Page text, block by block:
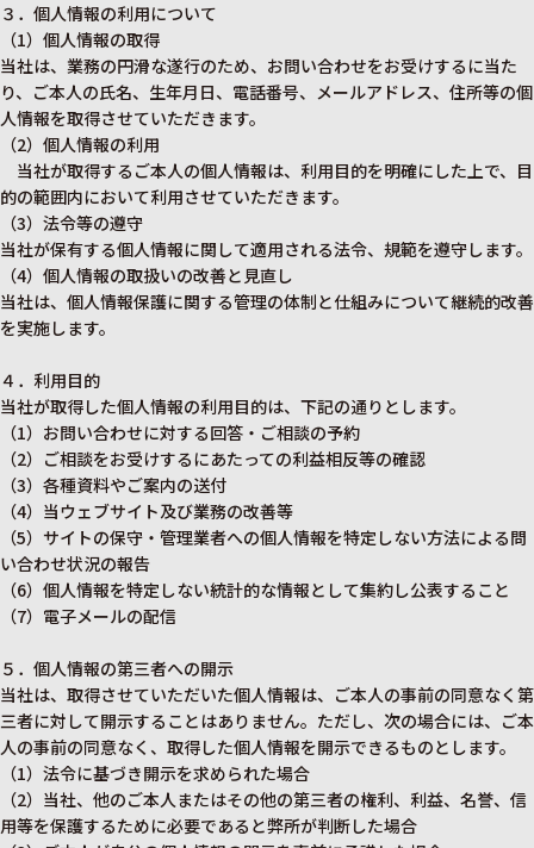
３．個人情報の利用について
（1）個人情報の取得
当社は、業務の円滑な遂行のため、お問い合わせをお受けするに当た
り、ご本人の氏名、生年月日、電話番号、メールアドレス、住所等の個
人情報を取得させていただきます。
（2）個人情報の利用
当社が取得するご本人の個人情報は、利用目的を明確にした上で、目
的の範囲内において利用させていただきます。
（3）法令等の遵守
当社が保有する個人情報に関して適用される法令、規範を遵守します。
（4）個人情報の取扱いの改善と見直し
当社は、個人情報保護に関する管理の体制と仕組みについて継続的改善
を実施します。
４．利用目的
当社が取得した個人情報の利用目的は、下記の通りとします。
（1）お問い合わせに対する回答・ご相談の予約
（2）ご相談をお受けするにあたっての利益相反等の確認
（3）各種資料やご案内の送付
（4）当ウェブサイト及び業務の改善等
（5）サイトの保守・管理業者への個人情報を特定しない方法による問
い合わせ状況の報告
（6）個人情報を特定しない統計的な情報として集約し公表すること
（7）電子メールの配信
５．個人情報の第三者への開示
当社は、取得させていただいた個人情報は、ご本人の事前の同意なく第
三者に対して開示することはありません。ただし、次の場合には、ご本
人の事前の同意なく、取得した個人情報を開示できるものとします。
（1）法令に基づき開示を求められた場合
（2）当社、他のご本人またはその他の第三者の権利、利益、名誉、信
用等を保護するために必要であると弊所が判断した場合